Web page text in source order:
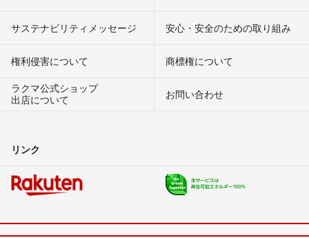
サステナビリティメッセージ 安心・安全のための取り組み
権利侵害について
商標権について
ラクマ公式ショップ
出店について
お問い合わせ
リンク